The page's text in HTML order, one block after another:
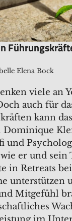
Elena Bock
viele an
auch für
kann
und
er und sein
in Retreats
unterstützen
Mitgefühl